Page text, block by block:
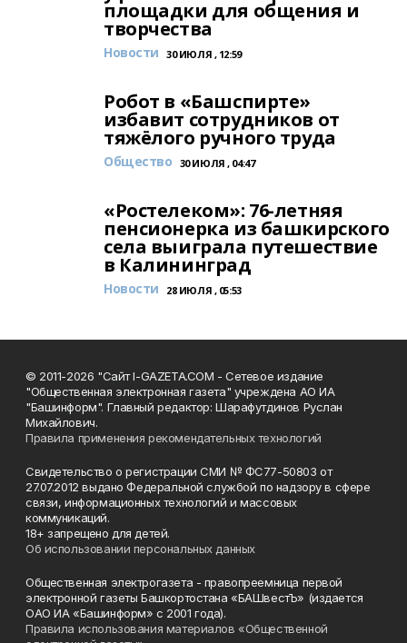
площадки для общения и
творчества
Новости 30 ИЮЛЯ , 12:59
Робот в «Башспирте»
избавит сотрудников от
тяжёлого ручного труда
Общество 30 ИЮЛЯ , 04:47
«Ростелеком»: 76-летняя
пенсионерка из башкирского
села выиграла путешествие
в Калининград
Новости 28 ИЮЛЯ , 05:53
© 2011-2026 "Сайт I-GAZETA.COM - Сетевое издание
"Общественная электронная газета" учреждена АО ИА
"Башинформ". Главный редактор: Шарафутдинов Руслан
Михайлович.
Правила применения рекомендательных технологий
Свидетельство о регистрации СМИ № ФС77-50803 от
27.07.2012 выдано Федеральной службой по надзору в сфере
связи, информационных технологий и массовых
коммуникаций.
18+ запрещено для детей.
Об использовании персональных данных
Общественная электрогазета - правопреемница первой
электронной газеты Башкортостана «БАШвестЪ» (издается
ОАО ИА «Башинформ» с 2001 года).
Правила использования материалов «Общественной